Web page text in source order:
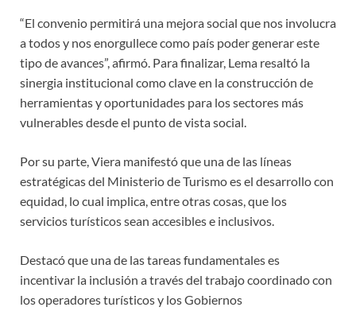
“El convenio permitirá una mejora social que nos involucra
a todos y nos enorgullece como país poder generar este
tipo de avances”, afirmó. Para finalizar, Lema resaltó la
sinergia institucional como clave en la construcción de
herramientas y oportunidades para los sectores más
vulnerables desde el punto de vista social.
Por su parte, Viera manifestó que una de las líneas
estratégicas del Ministerio de Turismo es el desarrollo con
equidad, lo cual implica, entre otras cosas, que los
servicios turísticos sean accesibles e inclusivos.
Destacó que una de las tareas fundamentales es
incentivar la inclusión a través del trabajo coordinado con
los operadores turísticos y los Gobiernos